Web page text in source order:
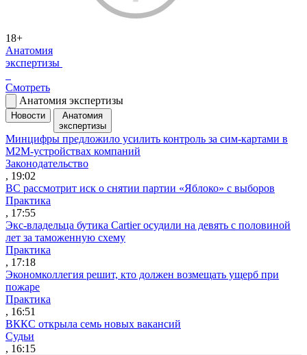
18+
Анатомия
экспертизы
Смотреть
Анатомия экспертизы
Новости
Анатомия
экспертизы
Минцифры предложило усилить контроль за сим-картами в
M2M-устройствах компаний
Законодательство
, 19:02
ВС рассмотрит иск о снятии партии «Яблоко» с выборов
Практика
, 17:55
Экс-владельца бутика Cartier осудили на девять с половиной
лет за таможенную схему
Практика
, 17:18
Экономколлегия решит, кто должен возмещать ущерб при
пожаре
Практика
, 16:51
ВККС открыла семь новых вакансий
Судьи
, 16:15